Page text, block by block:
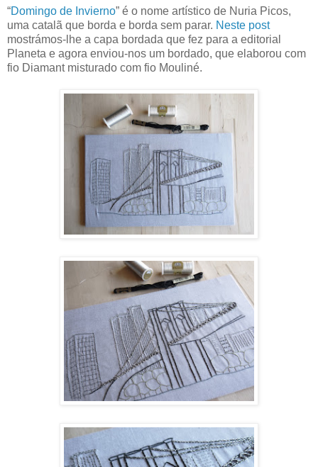
“Domingo de Invierno” é o nome artístico de Nuria Picos,
uma catalã que borda e borda sem parar. Neste post
mostrámos-lhe a capa bordada que fez para a editorial
Planeta e agora enviou-nos um bordado, que elaborou com
fio Diamant misturado com fio Mouliné.